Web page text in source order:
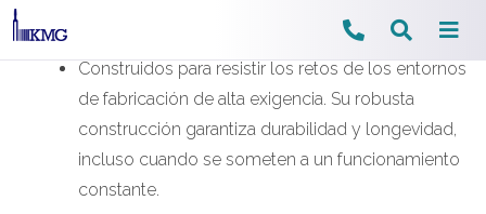
Ir
Construidos para resistir los retos de los entornos
de fabricación de alta exigencia. Su robusta
construcción garantiza durabilidad y longevidad,
incluso cuando se someten a un funcionamiento
constante.